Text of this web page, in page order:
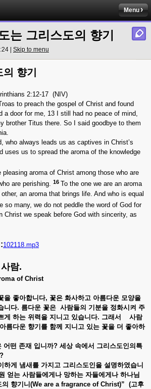
Menu
는 그리스도의 향기
| Skip to menu
향기
2:12-17 (NIV)
to preach the gospel of Christ and found
a door for me, 13 I still had no peace of mind,
brother Titus there. So I said goodbye to them
who always leads us as captives in Christ’s
uses us to spread the aroma of the knowledge
pleasing aroma of Christ among those who are
are perishing. 16 To the one we are an aroma
an aroma that brings life. And who is equal
so many, we do not peddle the word of God for
Christ we speak before God with sincerity, as
102118.mp3
사람.
of Christ
을 좋아합니다, 꽃은 화사하고 아름다운 모양을
니다. 름다운 꽃은 사람들의 기분을 정화시켜 주
게 하는 위력을 지니고 있습니다. 그래서 사람
아름다운 향기를 함께 지니고 있는 꽃을 더 좋아하
어떤 존재 입니까? 세상 속에서 그리스도인의특
하게 냄새를 가지고 그리스도인을 설명하였습니
얻는 사람들에게나 망하는 자들에게나 하나님
향기니(We are a fragrance of Christ)” (고후